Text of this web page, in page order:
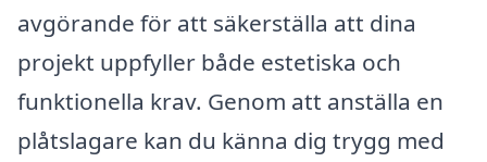
avgörande för att säkerställa att dina
projekt uppfyller både estetiska och
funktionella krav. Genom att anställa en
plåtslagare kan du känna dig trygg med